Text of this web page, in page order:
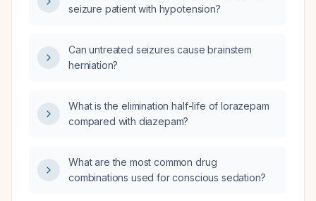
seizure patient with hypotension?
Can untreated seizures cause brainstem
herniation?
What is the elimination half-life of lorazepam
compared with diazepam?
What are the most common drug
combinations used for conscious sedation?